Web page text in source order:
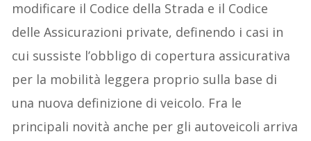
modificare il Codice della Strada e il Codice
delle Assicurazioni private, definendo i casi in
cui sussiste l’obbligo di copertura assicurativa
per la mobilità leggera proprio sulla base di
una nuova definizione di veicolo. Fra le
principali novità anche per gli autoveicoli arriva